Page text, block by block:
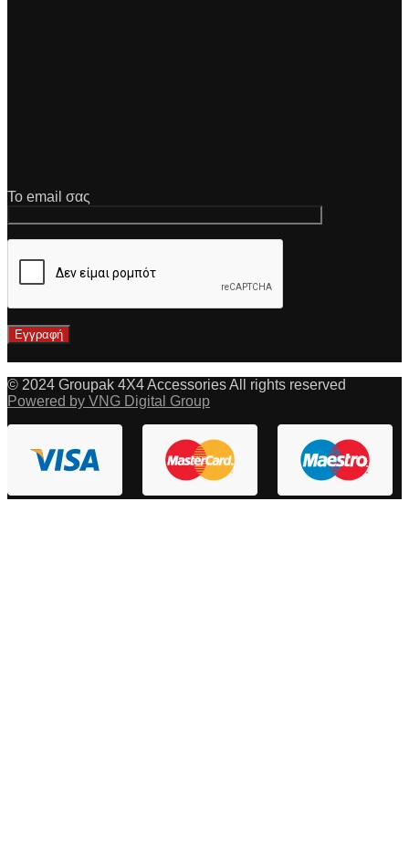
Το email σας
© 2024 Groupak 4X4 Accessories All rights reserved
Powered by VNG Digital Group